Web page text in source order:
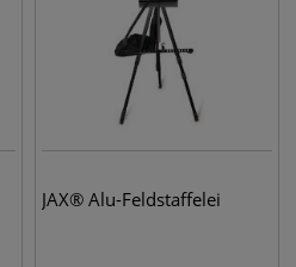
JAX® Alu-Feldstaffelei